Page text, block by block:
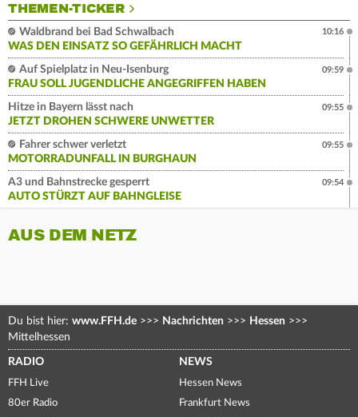
THEMEN-TICKER
Waldbrand bei Bad Schwalbach
WAS DEN EINSATZ SO GEFÄHRLICH MACHT
10:16
Auf Spielplatz in Neu-Isenburg
FRAU SOLL JUGENDLICHE ANGEGRIFFEN HABEN
09:59
Hitze in Bayern lässt nach
JETZT DROHEN SCHWERE UNWETTER
09:55
Fahrer schwer verletzt
MOTORRADUNFALL IN BURGHAUN
09:55
A3 und Bahnstrecke gesperrt
AUTO STÜRZT AUF BAHNGLEISE
09:54
AUS DEM NETZ
Du bist hier: www.FFH.de >>> Nachrichten >>> Hessen >>>
Mittelhessen
RADIO
FFH Live
80er Radio
NEWS
Hessen News
Frankfurt News